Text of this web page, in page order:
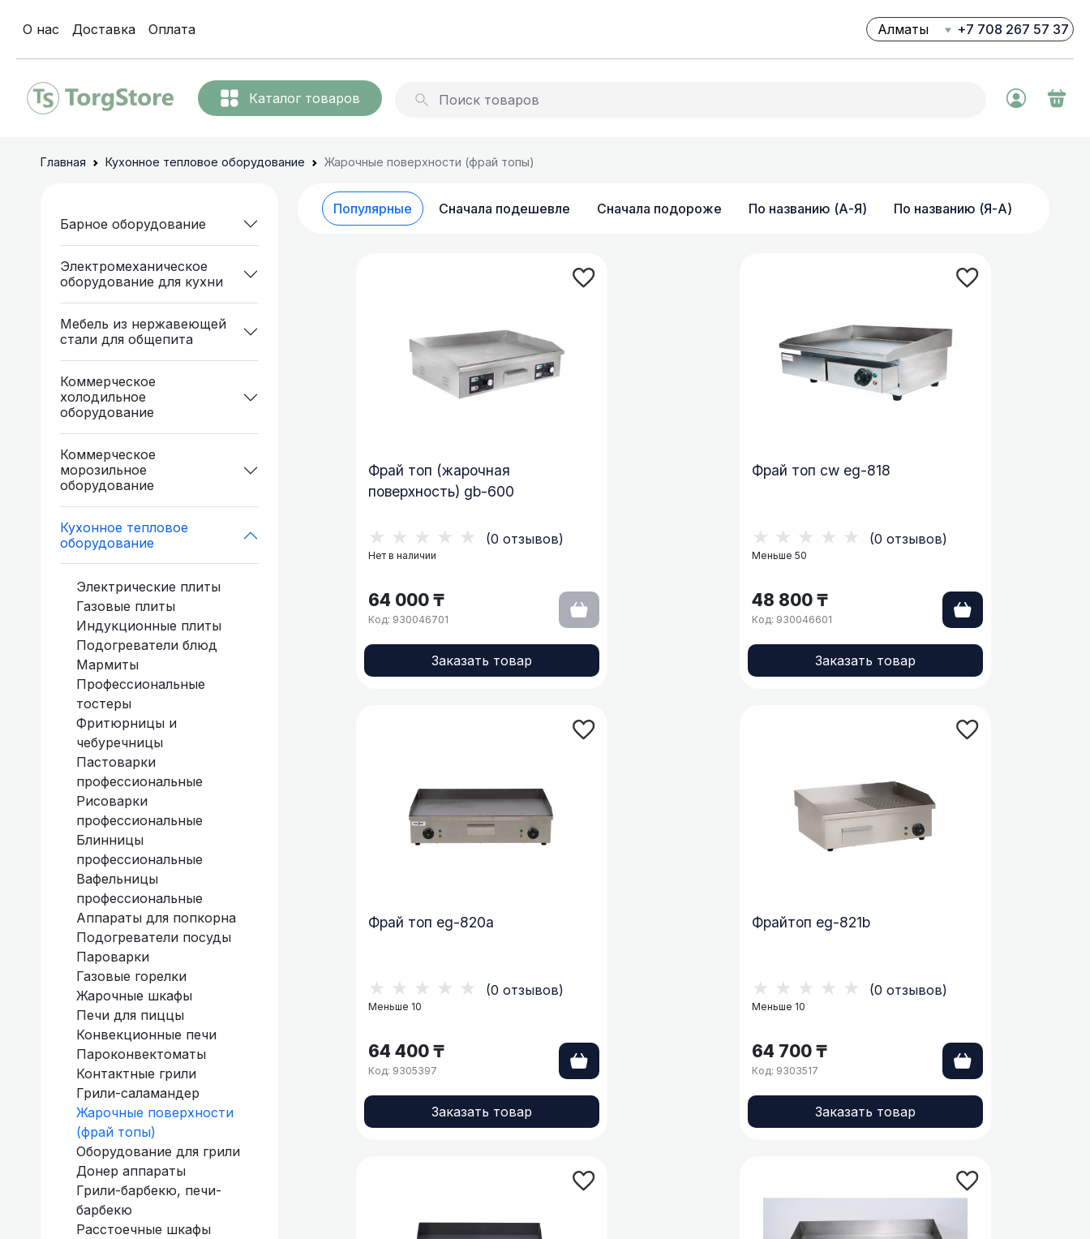
+7 708 267 57 37
О нас Доставка Оплата
Каталог товаров
оборудование
оборудование для
кухни
Мебель из
нержавеющей стали
для общепита
Коммерческое
холодильное
оборудование
Коммерческое
морозильное
оборудование
Кухонное тепловое
оборудование
Кухонные
холодильные и
морозильные шкафы
Холодильные и
морозильные столы
коктейлей
Термопоты и бойлеры
Профессиональные
блендеры
Главная Кухонное тепловое оборудование Жарочные поверхности (фрай топы)
Барное оборудование
Электромеханическое
оборудование для кухни
Мебель из нержавеющей
стали для общепита
Коммерческое
холодильное
оборудование
Коммерческое
морозильное
оборудование
Кухонное тепловое
оборудование
Электрические плиты
Газовые плиты
Индукционные плиты
Подогреватели блюд
Мармиты
Профессиональные
тостеры
Фритюрницы и
чебуречницы
Пастоварки
профессиональные
Рисоварки
профессиональные
Блинницы
профессиональные
Вафельницы
профессиональные
Аппараты для попкорна
Подогреватели посуды
Пароварки
Газовые горелки
Жарочные шкафы
Печи для пиццы
Конвекционные печи
Пароконвектоматы
Контактные грили
Грили-саламандер
Жарочные поверхности
(фрай топы)
Оборудование для грили
Донер аппараты
Грили-барбекю, печи-
барбекю
Расстоечные шкафы
Популярные Сначала подешевле Сначала подороже По названию (А-Я) По названию (Я-А)
Фрай топ (жарочная
поверхность) gb-600
★★★★★ (0 отзывов)
Нет в наличии
64 000 ₸
Код: 930046701
Заказать товар
Фрай топ cw eg-818
★★★★★ (0 отзывов)
Меньше 50
48 800 ₸
Код: 930046601
Заказать товар
Фрай топ eg-820a
★★★★★ (0 отзывов)
Меньше 10
64 400 ₸
Код: 9305397
Заказать товар
Фрайтоп eg-821b
★★★★★ (0 отзывов)
Меньше 10
64 700 ₸
Код: 9303517
Заказать товар